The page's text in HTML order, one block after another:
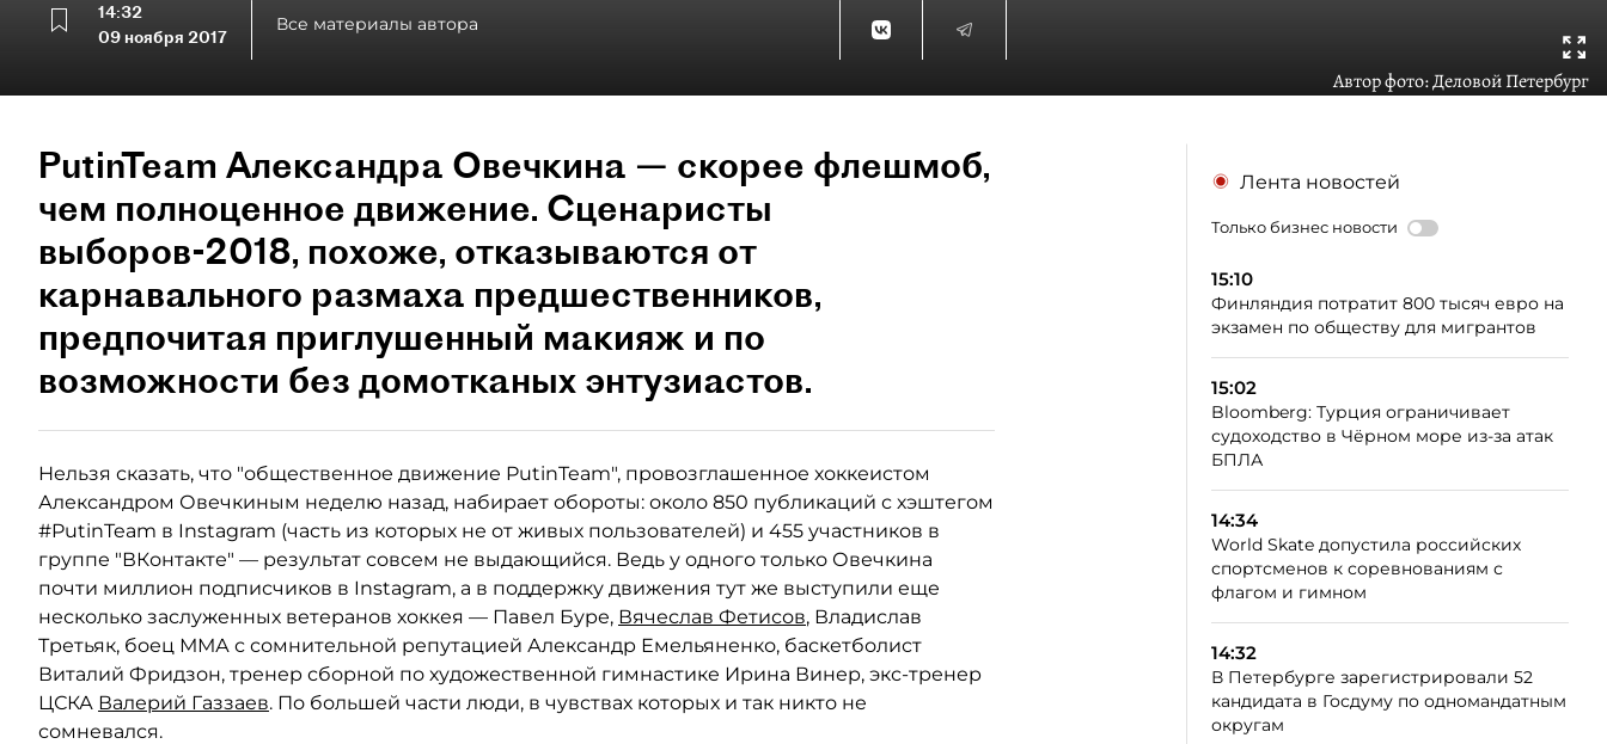
14:32
09 ноября 2017
Все материалы автора
Автор фото:Деловой Петербург
PutinTeam Александра Овечкина — скорее флешмоб,
чем полноценное движение. Сценаристы
выборов-2018, похоже, отказываются от
карнавального размаха предшественников,
предпочитая приглушенный макияж и по
возможности без домотканых энтузиастов.
Нельзя сказать, что "общественное движение PutinTeam", провозглашенное хоккеистом
Александром Овечкиным неделю назад, набирает обороты: около 850 публикаций с хэштегом
#PutinTeam в Instagram (часть из которых не от живых пользователей) и 455 участников в
группе "ВКонтакте" — результат совсем не выдающийся. Ведь у одного только Овечкина
почти миллион подписчиков в Instagram, а в поддержку движения тут же выступили еще
несколько заслуженных ветеранов хоккея — Павел Буре, Вячеслав Фетисов, Владислав
Третьяк, боец ММА с сомнительной репутацией Александр Емельяненко, баскетболист
Виталий Фридзон, тренер сборной по художественной гимнастике Ирина Винер, экс-тренер
ЦСКА Валерий Газзаев. По большей части люди, в чувствах которых и так никто не
сомневался.
Лента новостей
Только бизнес новости
15:10
Финляндия потратит 800 тысяч евро на
экзамен по обществу для мигрантов
15:02
Bloomberg: Турция ограничивает
судоходство в Чёрном море из-за атак
БПЛА
14:34
World Skate допустила российских
спортсменов к соревнованиям с
флагом и гимном
14:32
В Петербурге зарегистрировали 52
кандидата в Госдуму по одномандатным
округам